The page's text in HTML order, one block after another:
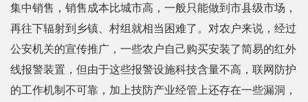
集中销售，销售成本比城市高，一般只能做到市县级市场，
再往下辐射到乡镇、村组就相当困难了。对农户来说，经过
公安机关的宣传推广，一些农户自己购买安装了简易的红外
线报警装置，但由于这些报警设施科技含量不高，联网防护
的工作机制不可靠，加上技防产业经管上还存在一些漏洞，